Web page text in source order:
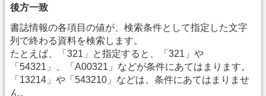
後方一致
書誌情報の各項目の値が、検索条件として指定した文字
列で終わる資料を検索します。
たとえば、「321」と指定すると、「321」や
「54321」、「A00321」などが条件にあてはまります。
「13214」や「543210」などは、条件にあてはまりませ
ん。